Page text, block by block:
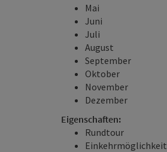
Mai
Juni
Juli
August
September
Oktober
November
Dezember
Eigenschaften:
Rundtour
Einkehrmöglichkeit